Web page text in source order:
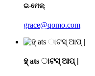
ଇ-ମେଲ୍
grace@qomo.com
ହ୍ ats ାଟସ୍ ଆପ୍ |